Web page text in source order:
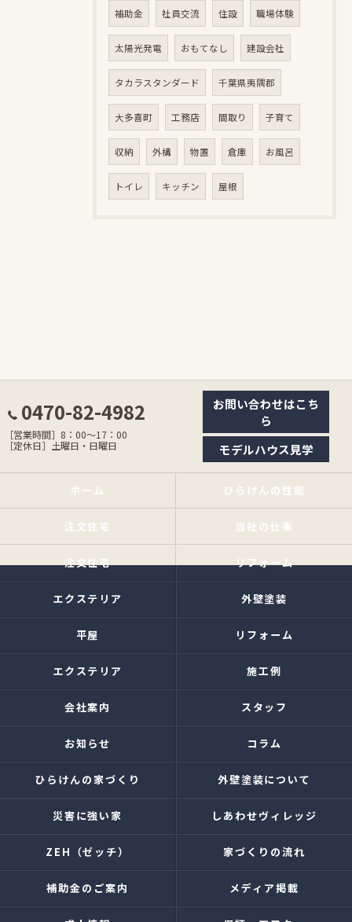
補助金 社員交流 住設 職場体験
太陽光発電 おもてなし 建設会社
タカラスタンダード 千葉県夷隅郡
大多喜町 工務店 間取り 子育て
収納 外構 物置 倉庫 お風呂
トイレ キッチン 屋根
0470-82-4982
［営業時間］8：00〜17：00
［定休日］土曜日・日曜日
お問い合わせはこち
ら
モデルハウス見学
ホーム ひらけんの性能
注文住宅 当社の仕事
注文住宅 リフォーム
エクステリア 外壁塗装
平屋 リフォーム
エクステリア 施工例
会社案内 スタッフ
お知らせ コラム
ひらけんの家づくり 外壁塗装について
災害に強い家 しあわせヴィレッジ
ZEH（ゼッチ） 家づくりの流れ
補助金のご案内 メディア掲載